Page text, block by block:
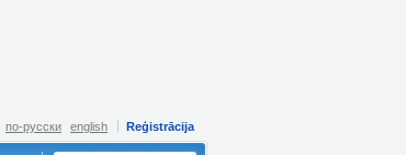
Reģistrācija
по-русски english